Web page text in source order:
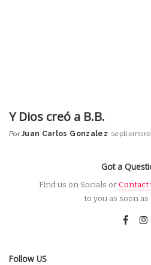
Y Dios creó a B.B.
Posted
Por Juan Carlos Gonzalez
Got a
Find us on Socials orContact
to you as soon
Follow US